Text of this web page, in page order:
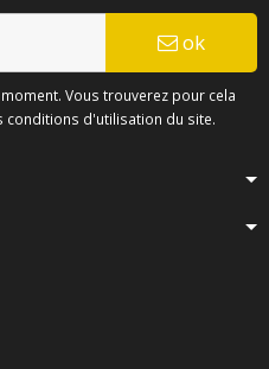
ok
Vous trouverez pour cela
conditions d'utilisation du site.